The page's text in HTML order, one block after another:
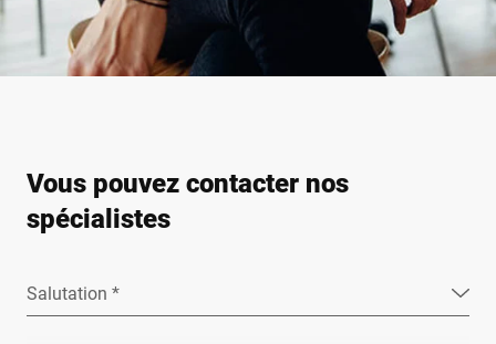
Vous pouvez contacter nos
spécialistes
Salutation *